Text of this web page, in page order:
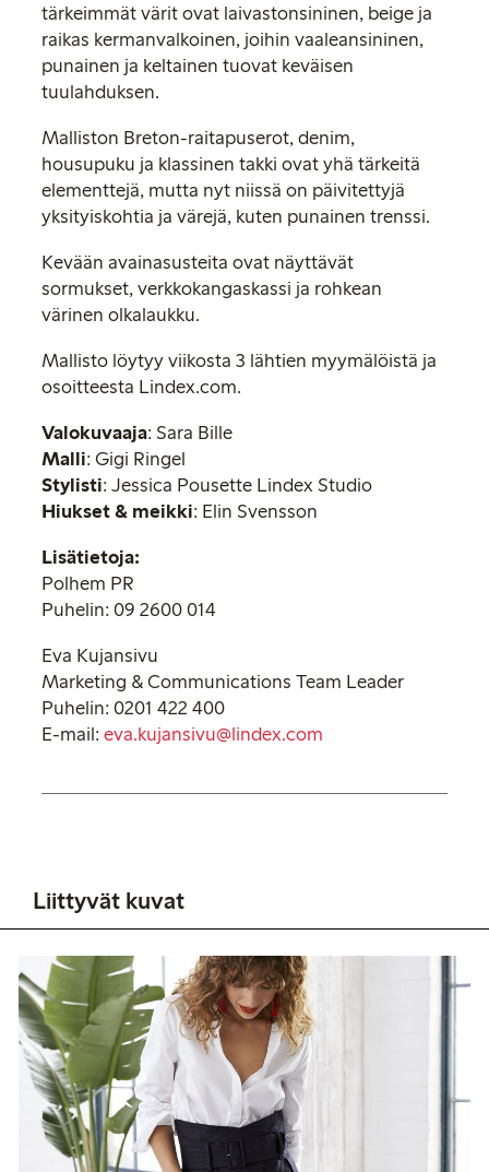
tärkeimmät värit ovat laivastonsininen, beige ja
raikas kermanvalkoinen, joihin vaaleansininen,
punainen ja keltainen tuovat keväisen
tuulahduksen.
Malliston Breton-raitapuserot, denim,
housupuku ja klassinen takki ovat yhä tärkeitä
elementtejä, mutta nyt niissä on päivitettyjä
yksityiskohtia ja värejä, kuten punainen trenssi.
Kevään avainasusteita ovat näyttävät
sormukset, verkkokangaskassi ja rohkean
värinen olkalaukku.
Mallisto löytyy viikosta 3 lähtien myymälöistä ja
osoitteesta Lindex.com.
Valokuvaaja: Sara Bille
Malli: Gigi Ringel
Stylisti: Jessica Pousette Lindex Studio
Hiukset & meikki: Elin Svensson
Lisätietoja:
Polhem PR
Puhelin: 09 2600 014
Eva Kujansivu
Marketing & Communications Team Leader
Puhelin: 0201 422 400
E-mail: eva.kujansivu@lindex.com
Liittyvät kuvat